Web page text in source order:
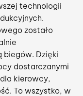
technologii
zostało
biegów. Dzięki
dostarczanymi
kierowcy,
To wszystko, w